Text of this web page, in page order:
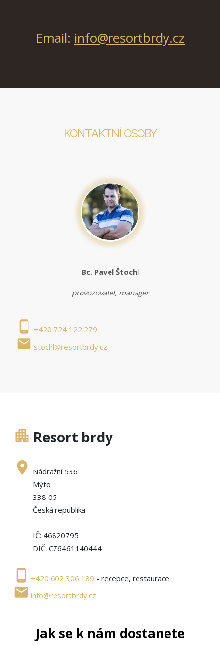
Email: info@resortbrdy.cz
KONTAKTNÍ OSOBY
Bc. Pavel Štochl
provozovatel, manager
phone_android +420 724 122 279
local_post_office stochl@resortbrdy.cz
apartment Resort brdy
place Nádražní 536
Mýto
338 05
Česká republika
IČ: 46820795
DIČ: CZ6461140444
phone_android +420 602 306 189 - recepce, restaurace
local_post_office info@resortbrdy.cz
Jak se k nám dostanete